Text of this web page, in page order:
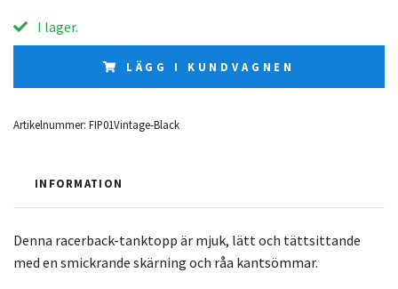
I lager.
LÄGG I KUNDVAGNEN
Artikelnummer: FIP01Vintage-Black
INFORMATION
Denna racerback-tanktopp är mjuk, lätt och tättsittande
med en smickrande skärning och råa kantsömmar.